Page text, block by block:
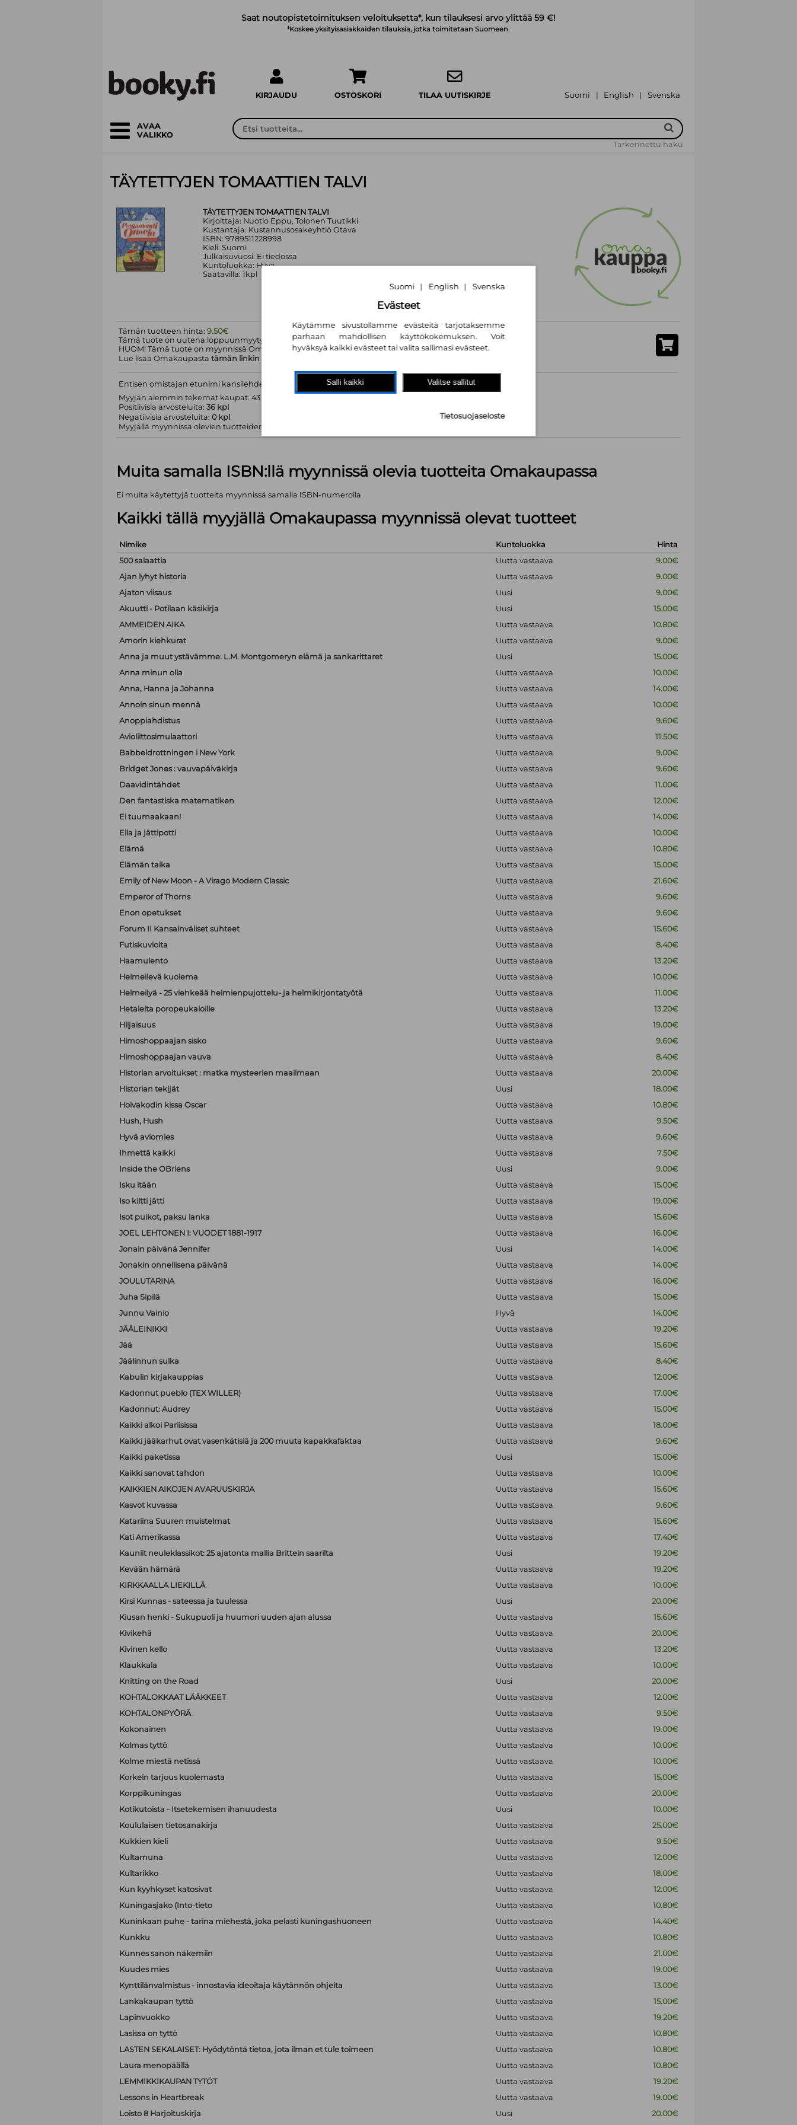
Saat noutopistetoimituksen veloituksetta*, kun tilauksesi arvo ylittää 59 €!
*Koskee yksityisasiakkaiden tilauksia, jotka toimitetaan Suomeen.
KIRJAUDU OSTOSKORI TILAA UUTISKIRJE Suomi | English | Svenska
AVAA
VALIKKO
Tarkennettu haku
TÄYTETTYJEN TOMAATTIEN TALVI
TÄYTETTYJEN TOMAATTIEN TALVI
Kirjoittaja: Nuotio Eppu, Tolonen Tuutikki
Kustantaja: Kustannusosakeyhtiö Otava
ISBN: 9789511228998
Kieli: Suomi
Julkaisuvuosi: Ei tiedossa
Kuntoluokka: Hyvä
Saatavilla: 1kpl
Tämän tuotteen hinta: 9.50€
Tämä tuote on uutena loppuunmyyty.
HUOM! Tämä tuote on myynnissä Omakaupassa
Lue lisää Omakaupasta tämän linkin
Entisen omistajan etunimi kansilehdellä. Ei muita merkintöjä.
Myyjän aiemmin tekemät kaupat: 43 kpl
Positiivisia arvosteluita: 36 kpl
Negatiivisia arvosteluita: 0 kpl
Myyjällä myynnissä olevien tuotteiden määrä (kts. alla): 288 kpl
Muita samalla ISBN:llä myynnissä olevia tuotteita Omakaupassa
Ei muita käytettyjä tuotteita myynnissä samalla ISBN-numerolla.
Kaikki tällä myyjällä Omakaupassa myynnissä olevat tuotteet
Nimike Kuntoluokka
Hinta
500 salaattia
Uutta vastaava
9.00€
Ajan lyhyt historia
Uutta vastaava
9.00€
Ajaton viisaus
Uusi
9.00€
Akuutti - Potilaan käsikirja
Uusi
15.00€
AMMEIDEN AIKA
Uutta vastaava
10.80€
Amorin kiehkurat
Uutta vastaava
9.00€
Anna ja muut ystävämme: L.M. Montgomeryn elämä ja sankarittaret
Uusi
15.00€
Anna minun olla
Uutta vastaava
10.00€
Anna, Hanna ja Johanna
Uutta vastaava
14.00€
Annoin sinun mennä
Uutta vastaava
10.00€
Anoppiahdistus
Uutta vastaava
9.60€
Avioliittosimulaattori
Uutta vastaava
11.50€
Babbeldrottningen i New York
Uutta vastaava
9.00€
Bridget Jones : vauvapäiväkirja
Uutta vastaava
9.60€
Daavidintähdet
Uutta vastaava
11.00€
Den fantastiska matematiken
Uutta vastaava
12.00€
Ei tuumaakaan!
Uutta vastaava
14.00€
Ella ja jättipotti
Uutta vastaava
10.00€
Elämä
Uutta vastaava
10.80€
Elämän taika
Uutta vastaava
15.00€
Emily of New Moon - A Virago Modern Classic
Uutta vastaava
21.60€
Emperor of Thorns
Uutta vastaava
9.60€
Enon opetukset
Uutta vastaava
9.60€
Forum II Kansainväliset suhteet
Uutta vastaava
15.60€
Futiskuvioita
Uutta vastaava
8.40€
Haamulento
Uutta vastaava
13.20€
Helmeilevä kuolema
Uutta vastaava
10.00€
Helmeilyä - 25 viehkeää helmienpujottelu- ja helmikirjontatyötä
Uutta vastaava
11.00€
Hetaleita poropeukaloille
Uutta vastaava
13.20€
Hiljaisuus
Uutta vastaava
19.00€
Himoshoppaajan sisko
Uutta vastaava
9.60€
Himoshoppaajan vauva
Uutta vastaava
8.40€
Historian arvoitukset : matka mysteerien maailmaan
Uutta vastaava
20.00€
Historian tekijät
Uusi
18.00€
Hoivakodin kissa Oscar
Uutta vastaava
10.80€
Hush, Hush
Uutta vastaava
9.50€
Hyvä aviomies
Uutta vastaava
9.60€
Ihmettä kaikki
Uutta vastaava
7.50€
Inside the OBriens
Uusi
9.00€
Isku itään
Uutta vastaava
15.00€
Iso kiltti jätti
Uutta vastaava
19.00€
Isot puikot, paksu lanka
Uutta vastaava
15.60€
JOEL LEHTONEN I: VUODET 1881-1917
Uutta vastaava
16.00€
Jonain päivänä Jennifer
Uusi
14.00€
Jonakin onnellisena päivänä
Uutta vastaava
14.00€
JOULUTARINA
Uutta vastaava
16.00€
Juha Sipilä
Uutta vastaava
15.00€
Junnu Vainio
Hyvä
14.00€
JÄÄLEINIKKI
Uutta vastaava
19.20€
Jää
Uutta vastaava
15.60€
Jäälinnun sulka
Uutta vastaava
8.40€
Kabulin kirjakauppias
Uutta vastaava
12.00€
Kadonnut pueblo (TEX WILLER)
Uutta vastaava
17.00€
Kadonnut: Audrey
Uutta vastaava
15.00€
Kaikki alkoi Pariisissa
Uutta vastaava
18.00€
Kaikki jääkarhut ovat vasenkätisiä ja 200 muuta kapakkafaktaa
Uutta vastaava
9.60€
Kaikki paketissa
Uusi
15.00€
Kaikki sanovat tahdon
Uutta vastaava
10.00€
KAIKKIEN AIKOJEN AVARUUSKIRJA
Uutta vastaava
15.60€
Kasvot kuvassa
Uutta vastaava
9.60€
Katariina Suuren muistelmat
Uutta vastaava
15.60€
Kati Amerikassa
Uutta vastaava
17.40€
Kauniit neuleklassikot: 25 ajatonta mallia Brittein saarilta
Uusi
19.20€
Kevään hämärä
Uutta vastaava
19.20€
KIRKKAALLA LIEKILLÄ
Uutta vastaava
10.00€
Kirsi Kunnas - sateessa ja tuulessa
Uusi
20.00€
Kiusan henki - Sukupuoli ja huumori uuden ajan alussa
Uutta vastaava
15.60€
Kivikehä
Uutta vastaava
20.00€
Kivinen kello
Uutta vastaava
13.20€
Klaukkala
Uutta vastaava
10.00€
Knitting on the Road
Uusi
20.00€
KOHTALOKKAAT LÄÄKKEET
Uutta vastaava
12.00€
KOHTALONPYÖRÄ
Uutta vastaava
9.50€
Kokonainen
Uutta vastaava
19.00€
Kolmas tyttö
Uutta vastaava
10.00€
Kolme miestä netissä
Uutta vastaava
10.00€
Korkein tarjous kuolemasta
Uutta vastaava
15.00€
Korppikuningas
Uutta vastaava
20.00€
Kotikutoista - Itsetekemisen ihanuudesta
Uusi
10.00€
Koululaisen tietosanakirja
Uutta vastaava
25.00€
Kukkien kieli
Uutta vastaava
9.50€
Kultamuna
Uutta vastaava
12.00€
Kultarikko
Uutta vastaava
18.00€
Kun kyyhkyset katosivat
Uutta vastaava
12.00€
Kuningasjako (Into-tieto
Uutta vastaava
10.80€
Kuninkaan puhe - tarina miehestä, joka pelasti kuningashuoneen
Uutta vastaava
14.40€
Kunkku
Uutta vastaava
10.80€
Kunnes sanon näkemiin
Uutta vastaava
21.00€
Kuudes mies
Uutta vastaava
19.00€
Kynttilänvalmistus - innostavia ideoitaja käytännön ohjeita
Uutta vastaava
13.00€
Lankakaupan tyttö
Uutta vastaava
15.00€
Lapinvuokko
Uutta vastaava
19.20€
Lasissa on tyttö
Uutta vastaava
10.80€
LASTEN SEKALAISET: Hyödytöntä tietoa, jota ilman et tule toimeen
Uutta vastaava
10.80€
Laura menopäällä
Uutta vastaava
10.80€
LEMMIKKIKAUPAN TYTÖT
Uutta vastaava
19.20€
Lessons in Heartbreak
Uutta vastaava
19.00€
Loisto 8 Harjoituskirja
Uusi
20.00€
Suomi | English | Svenska
Evästeet
Käytämme sivustollamme evästeitä tarjotaksemme
parhaan mahdollisen käyttökokemuksen. Voit
hyväksyä kaikki evästeet tai valita sallimasi evästeet.
Salli kaikki Valitse sallitut
Tietosuojaseloste